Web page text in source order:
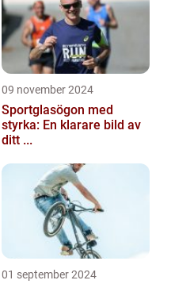
09 november 2024
Sportglasögon med
styrka: En klarare bild av
ditt ...
01 september 2024